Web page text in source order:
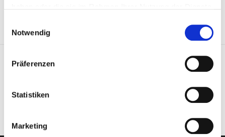
Notwendig
Präferenzen
Statistiken
Marketing